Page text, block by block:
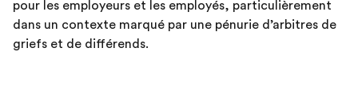
pour les employeurs et les employés, particulièrement
dans un contexte marqué par une pénurie d’arbitres de
griefs et de différends.